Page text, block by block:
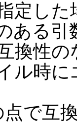
定し
ある
換性
ル時
点で互